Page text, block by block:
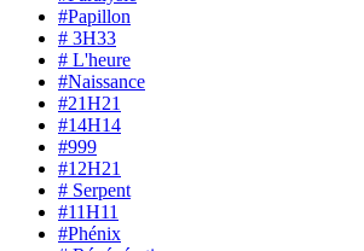
#Papillon
# 3H33
# L'heure
#Naissance
#21H21
#14H14
#999
#12H21
# Serpent
#11H11
#Phénix